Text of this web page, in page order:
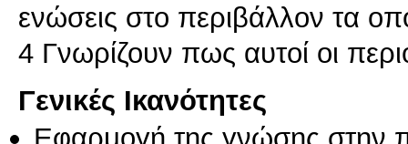
ενώσεις στο περιβάλλον τα
4 Γνωρίζουν πως αυτοί οι
Γενικές Ικανότητες